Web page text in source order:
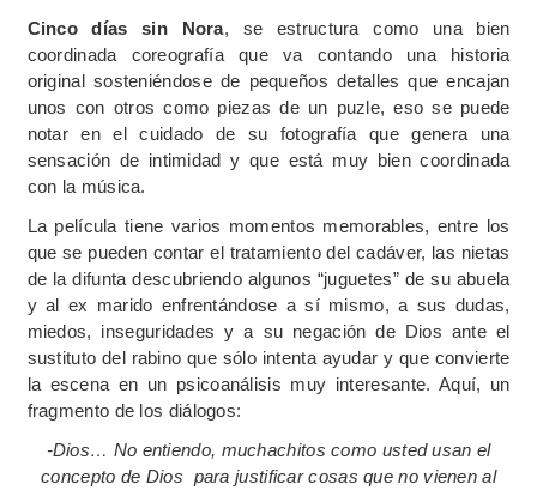
Cinco días sin Nora, se estructura como una bien
coordinada coreografía que va contando una historia
original sosteniéndose de pequeños detalles que encajan
unos con otros como piezas de un puzle, eso se puede
notar en el cuidado de su fotografía que genera una
sensación de intimidad y que está muy bien coordinada
con la música.
La película tiene varios momentos memorables, entre los
que se pueden contar el tratamiento del cadáver, las nietas
de la difunta descubriendo algunos “juguetes” de su abuela
y al ex marido enfrentándose a sí mismo, a sus dudas,
miedos, inseguridades y a su negación de Dios ante el
sustituto del rabino que sólo intenta ayudar y que convierte
la escena en un psicoanálisis muy interesante. Aquí, un
fragmento de los diálogos:
-Dios… No entiendo, muchachitos como usted usan el
concepto de Dios para justificar cosas que no vienen al